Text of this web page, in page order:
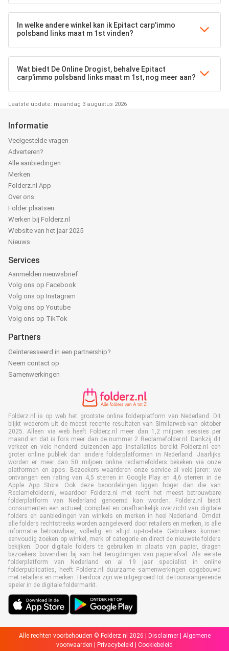
In welke andere winkel kan ik Epitact carp'immo
polsband links maat m 1st vinden?
Wat biedt De Online Drogist, behalve Epitact
carp'immo polsband links maat m 1st, nog meer aan?
Laatste update: maandag 3 augustus 2026
Informatie
Veelgestelde vragen
Adverteren?
Alle aanbiedingen
Merken
Folderz.nl App
Over ons
Folder plaatsen
Werken bij Folderz.nl
Website van het jaar 2025
Nieuws
Services
Aanmelden nieuwsbrief
Volg ons op Facebook
Volg ons op Instagram
Volg ons op Youtube
Volg ons op TikTok
Partners
Geïnteresseerd in een partnership?
Neem contact op
Samenwerkingen
Folderz.nl is op web het grootste online folderplatform van Nederland. Dit
blijkt wederom uit de meest recente resultaten van Similarweb van oktober
2025. Alleen via web heeft Folderz.nl meer dan 1,2 miljoen sessies per
maand en dat is fors meer dan de nummer 2 Reclamefolder.nl. Dankzij dit
verkeer en vele honderd duizenden app installaties bereikt Folderz.nl een
groter online publiek dan andere folderplatformen in Nederland. Jaarlijks
worden er meer dan 50 miljoen online reclamefolders bekeken via onze
platformen en apps. Bezoekers waarderen onze service al vele jaren: we
ontvangen een rating van 4,5 sterren in Google Play en 4,6 sterren in de
Apple App Store. Ook deze beoordelingen liggen hoger dan die van
Reclamefolder.nl, waardoor Folderz.nl met recht het meest betrouwbare
folderplatform van Nederland genoemd kan worden. Folderz.nl biedt
consumenten een actueel, compleet en onafhankelijk overzicht van digitale
folders en aanbiedingen van winkels en merken in heel Nederland. Omdat
alle folders rechtstreeks worden aangeleverd door retailers en merken, is alle
informatie betrouwbaar, volledig en altijd up-to-date. Gebruikers kunnen
eenvoudig zoeken op winkel, merk of categorie en direct de nieuwste folders
bekijken. Door digitale folders te gebruiken in plaats van papier, dragen
bezoekers bovendien bij aan het terugdringen van papierafval. Als eerste
folderplatform van Nederland en al 19 jaar specialist in online
folderpublicaties, heeft Folderz.nl duurzame samenwerkingen opgebouwd
met retailers en merken. Hierdoor zijn we uitgegroeid tot de toonaangevende
speler in de digitale foldermarkt.
Alle rechten voorbehouden © Folderz.nl 2026 | Disclaimer| Algemene
voorwaarden
Privacybeleid Cookiebeleid